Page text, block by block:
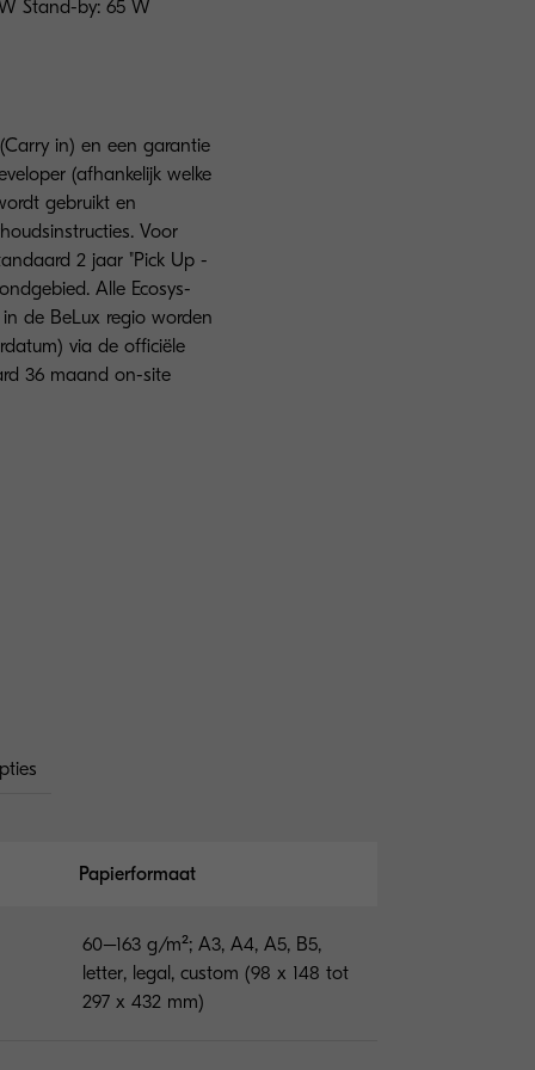
Stand-by: 65 W
in) en een garantie
(afhankelijk welke
gebruikt en
Voor
2 jaar "Pick Up -
Alle Ecosys-
de BeLux regio worden
via de officiële
36 maand on-site
Papierformaat
60–163 g/m²; A3, A4, A5, B5,
letter, legal, custom (98 x 148 tot
297 x 432 mm)